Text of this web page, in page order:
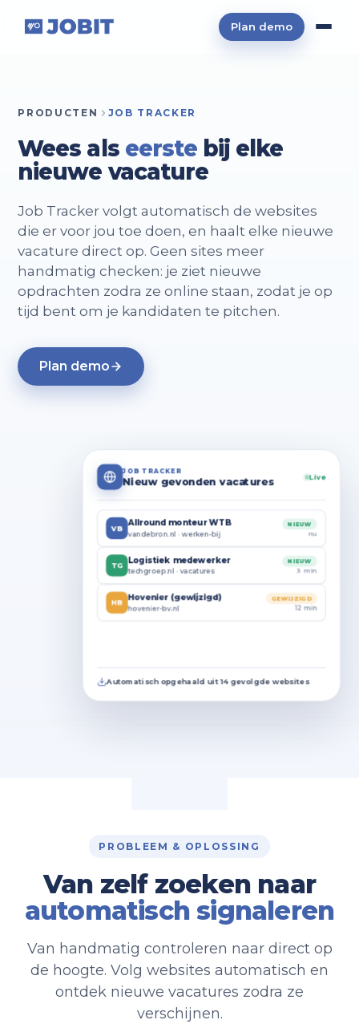
Plan demo
PRODUCTEN JOB TRACKER
Wees als eerstebij elke
nieuwe vacature
Job Tracker volgt automatisch de websites
die er voor jou toe doen, en haalt elke nieuwe
vacature direct op. Geen sites meer
handmatig checken: je ziet nieuwe
opdrachten zodra ze online staan, zodat je op
tijd bent om je kandidaten te pitchen.
Plan demo
JOB TRACKER
Nieuw gevonden vacatures Live
VB
Allround monteur WTB
vandebron.nl · werken-bij
NIEUW
nu
TG
Logistiek medewerker
techgroep.nl · vacatures
NIEUW
3 min
HB
Hovenier (gewijzigd)
hovenier-bv.nl
GEWIJZIGD
12 min
Automatisch opgehaald uit 14 gevolgde websites
PROBLEEM & OPLOSSING
Van zelf zoeken naar
automatisch signaleren
Van handmatig controleren naar direct op
de hoogte. Volg websites automatisch en
ontdek nieuwe vacatures zodra ze
verschijnen.